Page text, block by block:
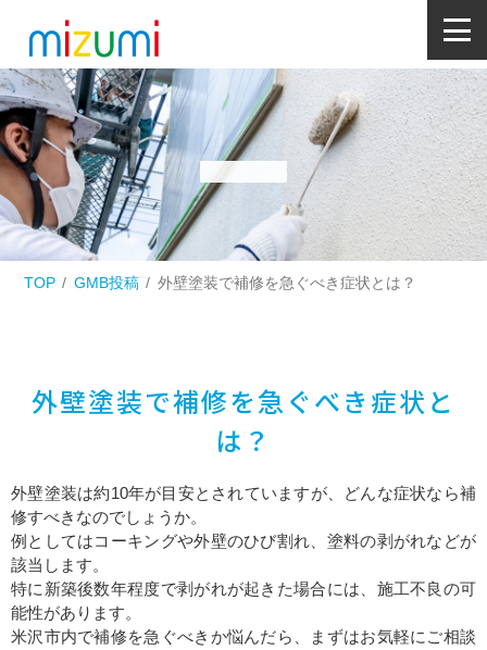
TOP GMB投稿 外壁塗装で補修を急ぐべき症状とは？
外壁塗装で補修を急ぐべき症状と
は？
外壁塗装は約10年が目安とされていますが、どんな症状なら補
修すべきなのでしょうか。
例としてはコーキングや外壁のひび割れ、塗料の剥がれなどが
該当します。
特に新築後数年程度で剥がれが起きた場合には、施工不良の可
能性があります。
米沢市内で補修を急ぐべきか悩んだら、まずはお気軽にご相談